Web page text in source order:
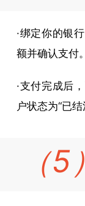
·绑定你的银
额并确认支付。
·支付完成后
户状态为“已结
（5）